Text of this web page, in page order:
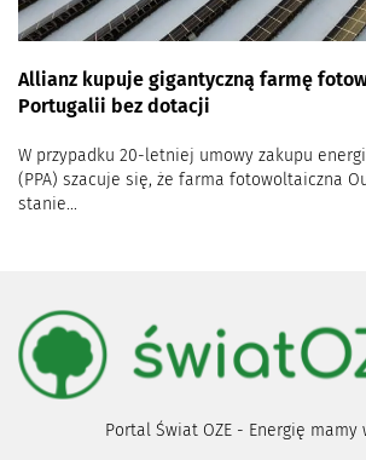
Allianz kupuje gigantyczną farmę
Portugalii bez dotacji
W przypadku 20-letniej umowy zakupu
(PPA) szacuje się, że farma fotowoltaiczna
stanie...
Portal Świat OZE - Energię mamy